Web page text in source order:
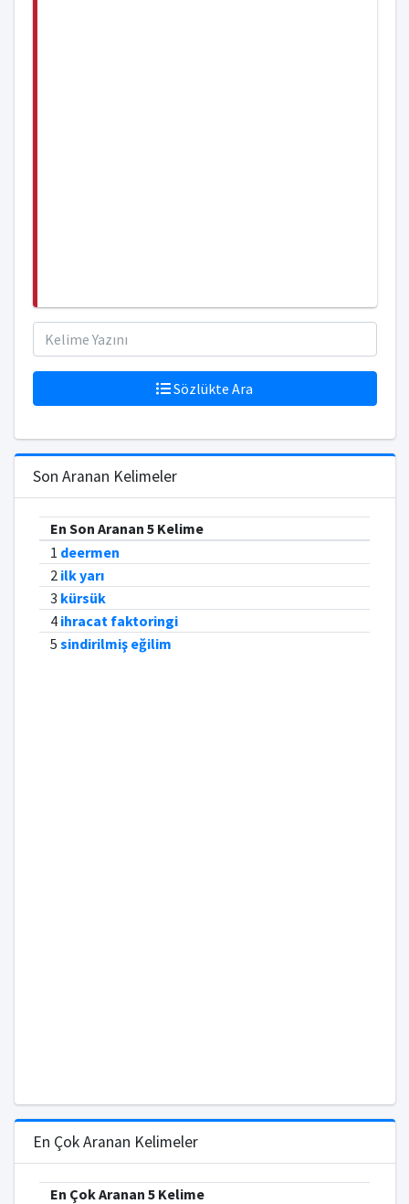
Sözlükte Ara
Son Aranan Kelimeler
En Son Aranan 5 Kelime
1 deermen
2 ilk yarı
3 kürsük
4 ihracat faktoringi
5 sindirilmiş eğilim
En Çok Aranan Kelimeler
En Çok Aranan 5 Kelime